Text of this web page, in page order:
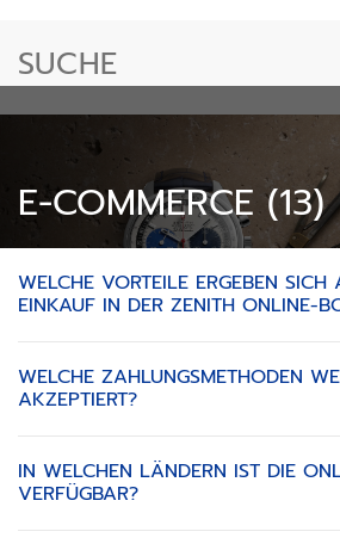
E-COMMERCE (13)
WELCHE VORTEILE ERGEBEN SICH
EINKAUF IN DER ZENITH ONLINE-
WELCHE ZAHLUNGSMETHODEN
AKZEPTIERT?
IN WELCHEN LÄNDERN IST DIE
VERFÜGBAR?